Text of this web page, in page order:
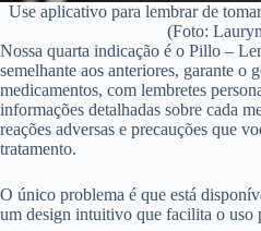
Use aplicativo para lembrar de
(Foto:
Nossa quarta indicação é o Pillo –
semelhante aos anteriores, garante o
medicamentos, com lembretes
informações detalhadas sobre cada
reações adversas e precauções que
tratamento.
O único problema é que está
um design intuitivo que facilita o uso